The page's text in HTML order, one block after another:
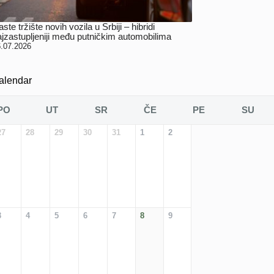
tržište novih vozila u Srbiji – hibridi
među putničkim automobilima
UT SR ČE PE SU
28 29 30 31 1 2
4 5 6 7 8 9